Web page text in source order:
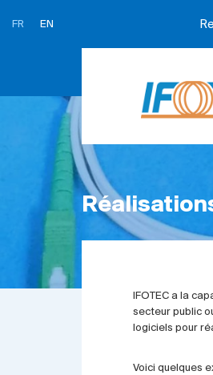
FR EN
IFOTEC a la
secteur public
logiciels pour
Voici quelques